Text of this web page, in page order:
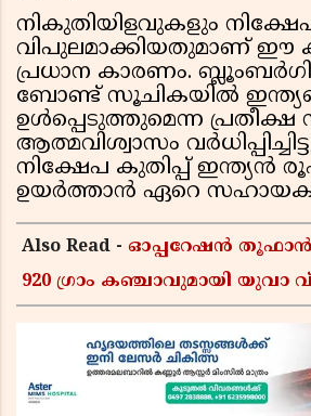
നികുതിയിളവുകളും
വിപുലമാക്കിയതുമാണ് ഈ
പ്രധാന കാരണം.
ബോണ്ട് സൂചികയിൽ
ഉൾപ്പെടുത്തുമെന്ന
ആത്മവിശ്വാസം
നിക്ഷേപ കുതിപ്പ് ഇന്ത്യൻ
ഉയർത്താൻ ഏറെ
Also Read - ഓപ്പറേഷൻ തൂഫാൻ;
920 ഗ്രാം കഞ്ചാവുമായി യുവാ